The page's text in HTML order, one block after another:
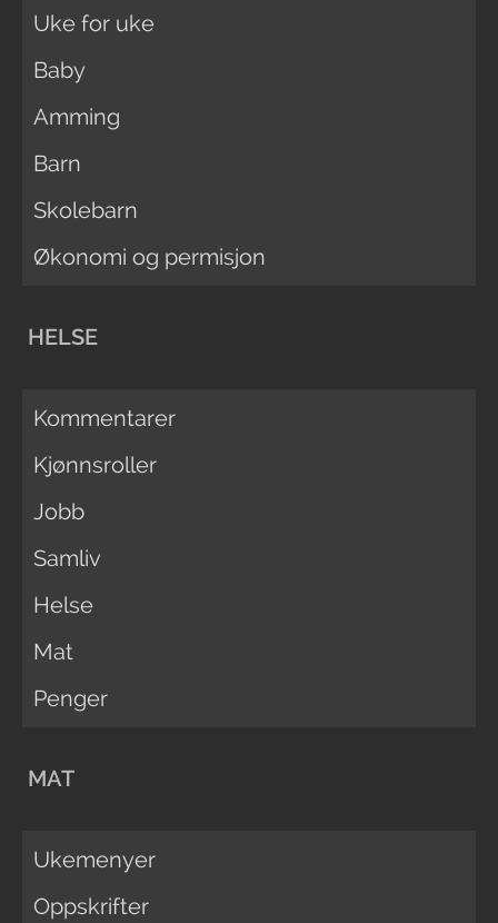
Uke for uke
Baby
Amming
Barn
Skolebarn
Økonomi og permisjon
HELSE
Kommentarer
Kjønnsroller
Jobb
Samliv
Helse
Mat
Penger
MAT
Ukemenyer
Oppskrifter